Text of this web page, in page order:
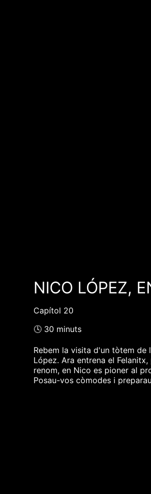
NICO LÓPEZ,
Capítol 20
🕓 30 minuts
Rebem la visita d'un tòtem de
López. Ara entrena el
renom, en Nico es pioner al
Posau-vos còmodes i